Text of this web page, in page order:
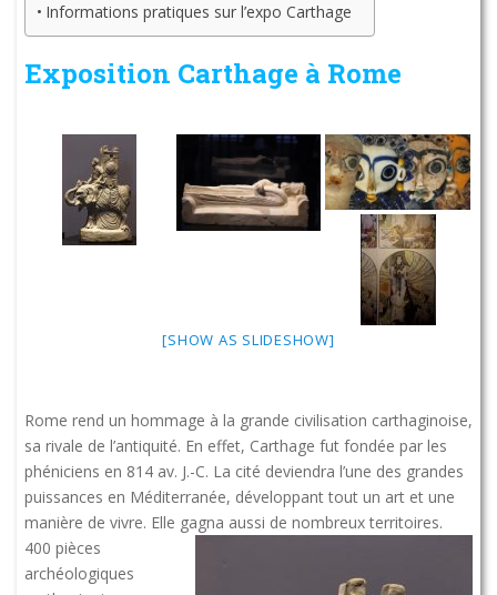
Informations pratiques sur l’expo Carthage
Exposition Carthage à Rome
[SHOW AS SLIDESHOW]
Rome rend un hommage à la grande civilisation carthaginoise,
sa rivale de l’antiquité. En effet, Carthage fut fondée par les
phéniciens en 814 av. J.-C. La cité deviendra l’une des grandes
puissances en Méditerranée, développant tout un art et une
manière de vivre. Elle gagna aussi de nombreux territoires.
400 pièces
archéologiques